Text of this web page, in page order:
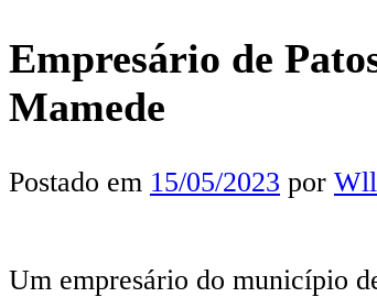
Empresário de
Mamede
Postado em 15/05/2023 por
Um empresário do município